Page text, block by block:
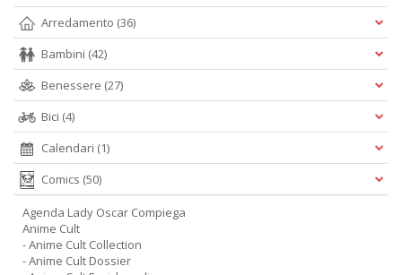
Arredamento (36)
Bambini (42)
Benessere (27)
Bici (4)
Calendari (1)
Comics (50)
Agenda Lady Oscar Compiega
Anime Cult
- Anime Cult Collection
- Anime Cult Dossier